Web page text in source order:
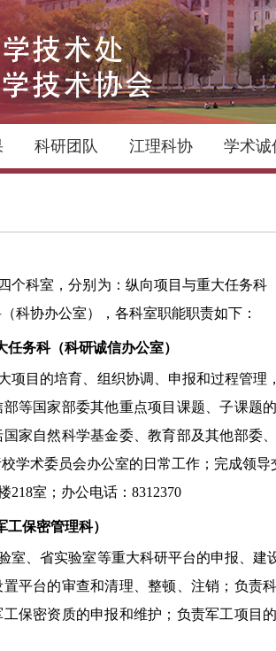
科研团队 江理科协 学术诚
个科室，分别为：纵向项目与重大任务科
科协办公室），各科室职能职责如下：
任务科（科研诚信办公室）
项目的培育、组织协调、申报和过程管
等国家部委其他重点项目课题、子课题
家自然科学基金委、教育部及其他部委
学术委员会办公室的日常工作；完成领导
218室；办公电话：8312370
保密管理科）
室、省实验室等重大科研平台的申报、
平台的审查和清理、整顿、注销；负责
保密资质的申报和维护；负责军工项目